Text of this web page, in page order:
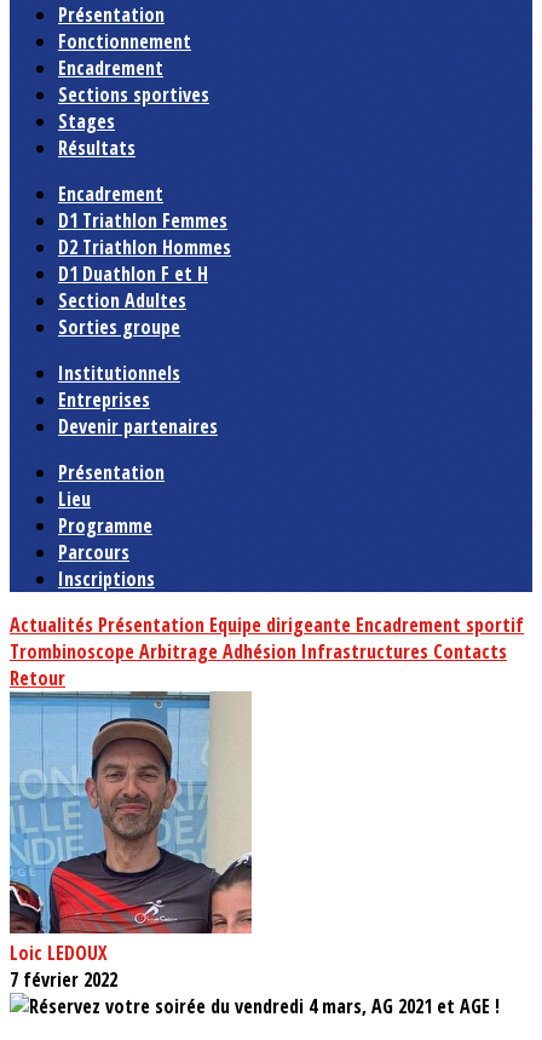
Présentation
Fonctionnement
Encadrement
Sections sportives
Stages
Résultats
Encadrement
D1 Triathlon Femmes
D2 Triathlon Hommes
D1 Duathlon F et H
Section Adultes
Sorties groupe
Institutionnels
Entreprises
Devenir partenaires
Présentation
Lieu
Programme
Parcours
Inscriptions
Actualités Présentation Equipe dirigeante Encadrement sportif
TrombinoscopeArbitrageAdhésion Infrastructures Contacts
Retour
Loic LEDOUX
7 février 2022